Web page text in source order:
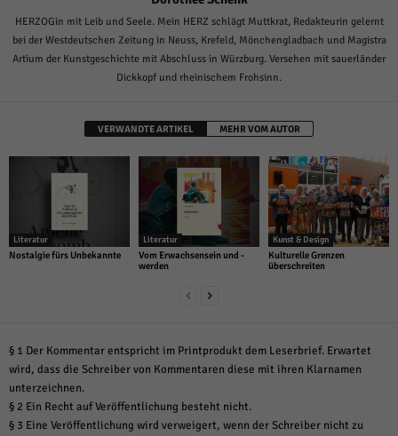
HERZOGin mit Leib und Seele. Mein HERZ schlägt Muttkrat, Redakteurin gelernt
bei der Westdeutschen Zeitung in Neuss, Krefeld, Mönchengladbach und Magistra
Artium der Kunstgeschichte mit Abschluss in Würzburg. Versehen mit sauerländer
Dickkopf und rheinischem Frohsinn.
VERWANDTE ARTIKEL MEHR VOM AUTOR
Literatur
Nostalgie fürs Unbekannte
Literatur
Vom Erwachsensein und -
werden
Kunst & Design
Kulturelle Grenzen
überschreiten
§ 1 Der Kommentar entspricht im Printprodukt dem Leserbrief. Erwartet
wird, dass die Schreiber von Kommentaren diese mit ihren Klarnamen
unterzeichnen.
§ 2 Ein Recht auf Veröffentlichung besteht nicht.
§ 3 Eine Veröffentlichung wird verweigert, wenn der Schreiber nicht zu